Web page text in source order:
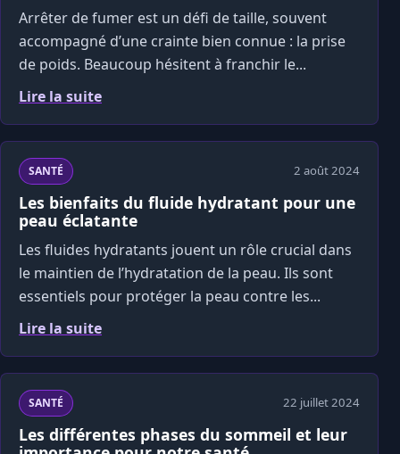
Arrêter de fumer est un défi de taille, souvent
accompagné d’une crainte bien connue : la prise
de poids. Beaucoup hésitent à franchir le...
Lire la suite
SANTÉ 2 août 2024
Les bienfaits du fluide hydratant pour une
peau éclatante
Les fluides hydratants jouent un rôle crucial dans
le maintien de l’hydratation de la peau. Ils sont
essentiels pour protéger la peau contre les...
Lire la suite
SANTÉ 22 juillet 2024
Les différentes phases du sommeil et leur